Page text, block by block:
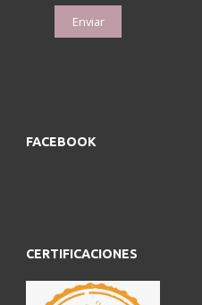
FACEBOOK
CERTIFICACIONES